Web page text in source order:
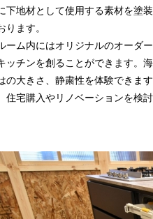
下地材として使用する素材を塗
ります。
ーム内にはオリジナルのオーダ
ッチンを創ることができます。
の大きさ、静粛性を体験できま
住宅購入やリノベーションを検